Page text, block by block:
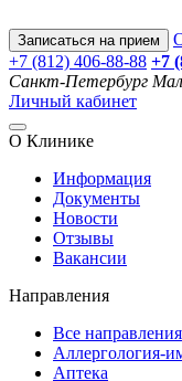
Записаться на прием
+7 (812) 406-88-88 +7
Санкт-Петербург
Личный кабинет
О Клинике
Информация
Документы
Новости
Отзывы
Вакансии
Направления
Все направления
Аллергология-
Аптека